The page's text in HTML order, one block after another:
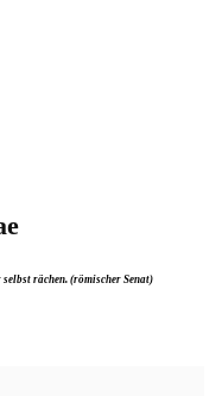
rächen. (römischer Senat)